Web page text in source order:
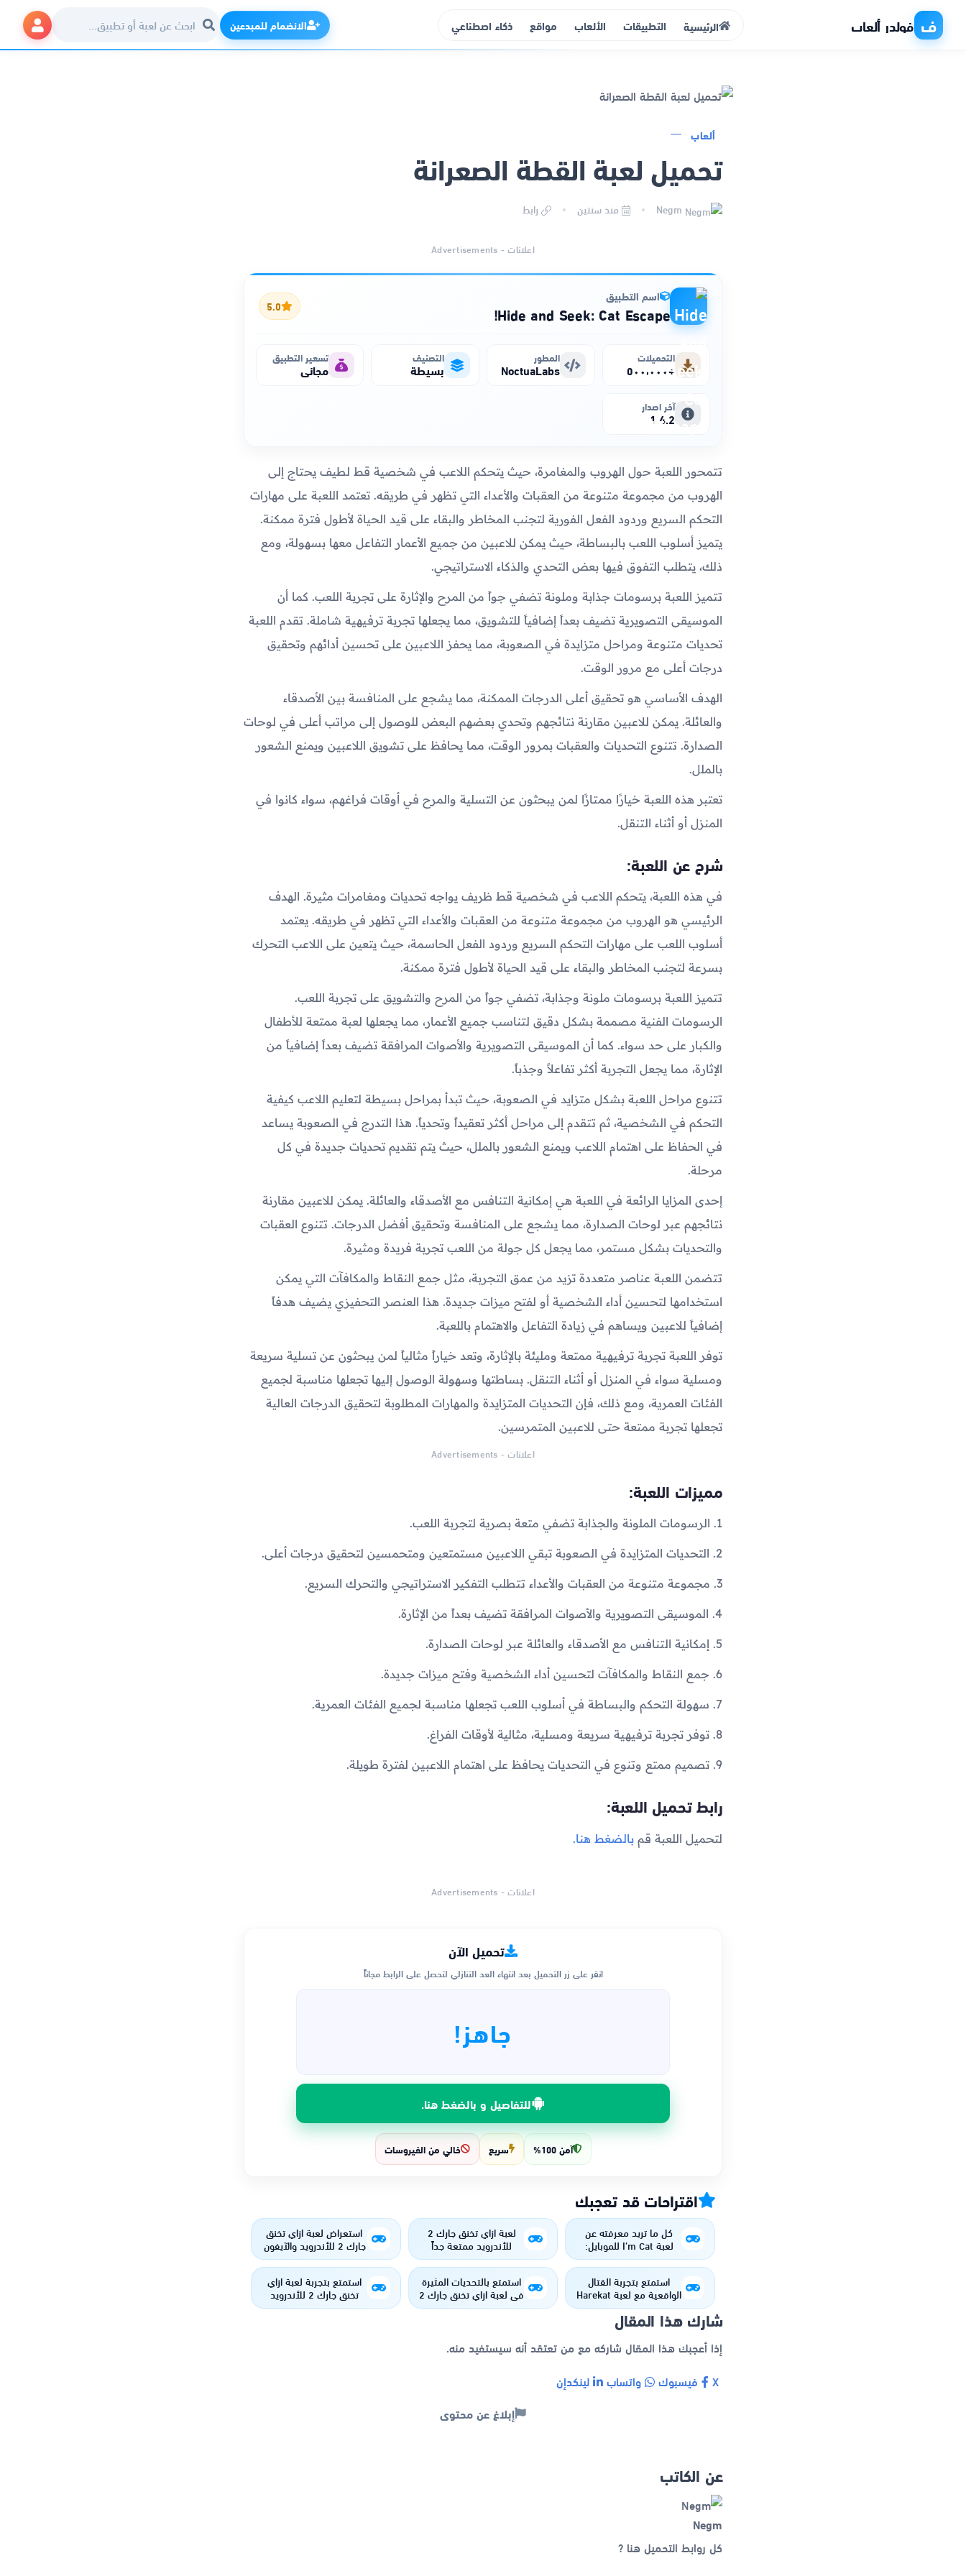
ف فولدر ألعاب الرئيسية التطبيقات الألعاب مواقع ذكاء اصطناعي الانضمام للمبدعين
ألعاب
تحميل لعبة القطة الصعرانة
منذ سنتين رابط
اعلانات - Advertisements
اسم التطبيق
Hide and Seek: Cat Escape!
5.0
التحميلات
+٥٠٠٬٠٠٠
المطور
NoctuaLabs
التصنيف
بسيطة
تسعير التطبيق
مجاني
آخر اصدار
1.4.2
تتمحور اللعبة حول الهروب والمغامرة، حيث يتحكم اللاعب في شخصية قط لطيف يحتاج إلى
الهروب من مجموعة متنوعة من العقبات والأعداء التي تظهر في طريقه. تعتمد اللعبة على مهارات
التحكم السريع وردود الفعل الفورية لتجنب المخاطر والبقاء على قيد الحياة لأطول فترة ممكنة.
يتميز أسلوب اللعب بالبساطة، حيث يمكن للاعبين من جميع الأعمار التفاعل معها بسهولة، ومع
ذلك، يتطلب التفوق فيها بعض التحدي والذكاء الاستراتيجي.
تتميز اللعبة برسومات جذابة وملونة تضفي جواً من المرح والإثارة على تجربة اللعب. كما أن
الموسيقى التصويرية تضيف بعداً إضافياً للتشويق، مما يجعلها تجربة ترفيهية شاملة. تقدم اللعبة
تحديات متنوعة ومراحل متزايدة في الصعوبة، مما يحفز اللاعبين على تحسين أدائهم وتحقيق
درجات أعلى مع مرور الوقت.
الهدف الأساسي هو تحقيق أعلى الدرجات الممكنة، مما يشجع على المنافسة بين الأصدقاء
والعائلة. يمكن للاعبين مقارنة نتائجهم وتحدي بعضهم البعض للوصول إلى مراتب أعلى في لوحات
الصدارة. تتنوع التحديات والعقبات بمرور الوقت، مما يحافظ على تشويق اللاعبين ويمنع الشعور
بالملل.
تعتبر هذه اللعبة خيارًا ممتازًا لمن يبحثون عن التسلية والمرح في أوقات فراغهم، سواء كانوا في
المنزل أو أثناء التنقل.
شرح عن اللعبة:
في هذه اللعبة، يتحكم اللاعب في شخصية قط ظريف يواجه تحديات ومغامرات مثيرة. الهدف
الرئيسي هو الهروب من مجموعة متنوعة من العقبات والأعداء التي تظهر في طريقه. يعتمد
أسلوب اللعب على مهارات التحكم السريع وردود الفعل الحاسمة، حيث يتعين على اللاعب التحرك
بسرعة لتجنب المخاطر والبقاء على قيد الحياة لأطول فترة ممكنة.
تتميز اللعبة برسومات ملونة وجذابة، تضفي جواً من المرح والتشويق على تجربة اللعب.
الرسومات الفنية مصممة بشكل دقيق لتناسب جميع الأعمار، مما يجعلها لعبة ممتعة للأطفال
والكبار على حد سواء. كما أن الموسيقى التصويرية والأصوات المرافقة تضيف بعداً إضافياً من
الإثارة، مما يجعل التجربة أكثر تفاعلاً وجذباً.
تتنوع مراحل اللعبة بشكل متزايد في الصعوبة، حيث تبدأ بمراحل بسيطة لتعليم اللاعب كيفية
التحكم في الشخصية، ثم تتقدم إلى مراحل أكثر تعقيداً وتحدياً. هذا التدرج في الصعوبة يساعد
في الحفاظ على اهتمام اللاعب ويمنع الشعور بالملل، حيث يتم تقديم تحديات جديدة في كل
مرحلة.
إحدى المزايا الرائعة في اللعبة هي إمكانية التنافس مع الأصدقاء والعائلة. يمكن للاعبين مقارنة
نتائجهم عبر لوحات الصدارة، مما يشجع على المنافسة وتحقيق أفضل الدرجات. تتنوع العقبات
والتحديات بشكل مستمر، مما يجعل كل جولة من اللعب تجربة فريدة ومثيرة.
تتضمن اللعبة عناصر متعددة تزيد من عمق التجربة، مثل جمع النقاط والمكافآت التي يمكن
استخدامها لتحسين أداء الشخصية أو لفتح ميزات جديدة. هذا العنصر التحفيزي يضيف هدفاً
إضافياً للاعبين ويساهم في زيادة التفاعل والاهتمام باللعبة.
توفر اللعبة تجربة ترفيهية ممتعة ومليئة بالإثارة، وتعد خياراً مثالياً لمن يبحثون عن تسلية سريعة
ومسلية سواء في المنزل أو أثناء التنقل. بساطتها وسهولة الوصول إليها تجعلها مناسبة لجميع
الفئات العمرية، ومع ذلك، فإن التحديات المتزايدة والمهارات المطلوبة لتحقيق الدرجات العالية
تجعلها تجربة ممتعة حتى للاعبين المتمرسين.
اعلانات - Advertisements
مميزات اللعبة:
1. الرسومات الملونة والجذابة تضفي متعة بصرية لتجربة اللعب.
2. التحديات المتزايدة في الصعوبة تبقي اللاعبين مستمتعين ومتحمسين لتحقيق درجات أعلى.
3. مجموعة متنوعة من العقبات والأعداء تتطلب التفكير الاستراتيجي والتحرك السريع.
4. الموسيقى التصويرية والأصوات المرافقة تضيف بعداً من الإثارة.
5. إمكانية التنافس مع الأصدقاء والعائلة عبر لوحات الصدارة.
6. جمع النقاط والمكافآت لتحسين أداء الشخصية وفتح ميزات جديدة.
7. سهولة التحكم والبساطة في أسلوب اللعب تجعلها مناسبة لجميع الفئات العمرية.
8. توفر تجربة ترفيهية سريعة ومسلية، مثالية لأوقات الفراغ.
9. تصميم ممتع وتنوع في التحديات يحافظ على اهتمام اللاعبين لفترة طويلة.
رابط تحميل اللعبة:
لتحميل اللعبة قم بالضغط هنا.
اعلانات - Advertisements
تحميل الآن
انقر على زر التحميل بعد انتهاء العد التنازلي لتحصل على الرابط مجاناً
جاهز!
للتفاصيل و بالضغط هنا.
آمن 100% سريع خالي من الفيروسات
اقتراحات قد تعجبك
كل ما تريد معرفته عن
لعبة I’m Cat للموبايل:
شرح كامل، المميزات،
وطريقة الاستخدام
لعبة ازاي تخنق جارك 2
للأندرويد ممتعة جداً
استعراض لعبة ازاي تخنق
جارك 2 للأندرويد والآيفون
استمتع بتجربة القتال
الواقعية مع لعبة Harekat
2 : Online
استمتع بالتحديات المثيرة
في لعبة ازاي تخنق جارك 2
للأندرويد والآيفون
استمتع بتجربة لعبة ازاي
تخنق جارك 2 للأندرويد
والآيفون: التحديات
شارك هذا المقال
إذا أعجبك هذا المقال شاركه مع من تعتقد أنه سيستفيد منه.
فيسبوك واتساب لينكدإن
إبلاغ عن محتوى
عن الكاتب
Negm
كل روابط التحميل هنا ?